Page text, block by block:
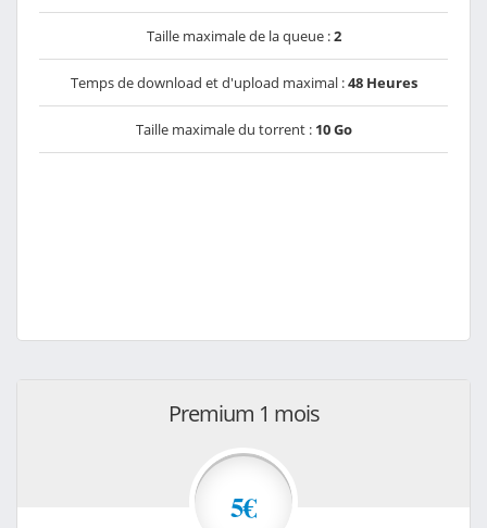
Taille maximale de la queue :2
Temps de download et d'upload maximal :48 Heures
Taille maximale du torrent : 10 Go
Premium 1 mois
5€